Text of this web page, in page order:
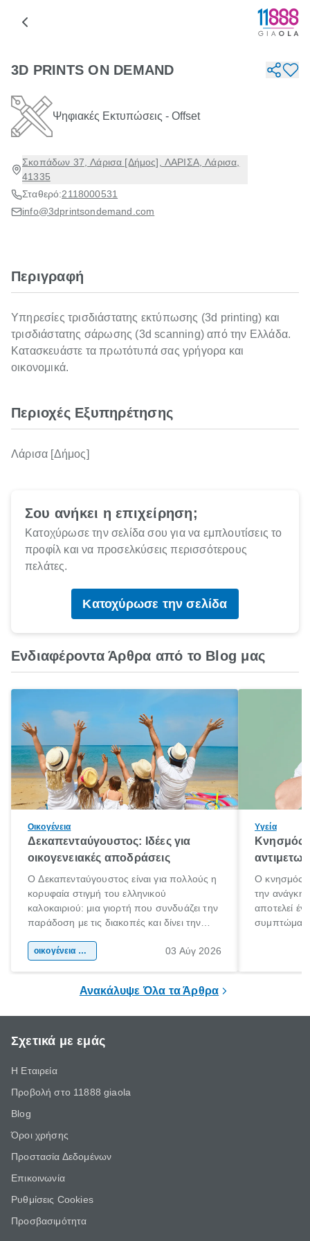
3D PRINTS ON DEMAND
Ψηφιακές Εκτυπώσεις - Offset
Σκοπάδων 37, Λάρισα [Δήμος], ΛΑΡΙΣΑ, Λάρισα,
41335
Σταθερό:2118000531
info@3dprintsondemand.com
Περιγραφή
Υπηρεσίες τρισδιάστατης εκτύπωσης (3d printing) και
τρισδιάστατης σάρωσης (3d scanning) από την Ελλάδα.
Κατασκευάστε τα πρωτότυπά σας γρήγορα και
οικονομικά.
Περιοχές Εξυπηρέτησης
Λάρισα [Δήμος]
Σου ανήκει η επιχείρηση;
Κατοχύρωσε την σελίδα σου για να εμπλουτίσεις το
προφίλ και να προσελκύσεις περισσότερους
πελάτες.
Κατοχύρωσε την σελίδα
Ενδιαφέροντα Άρθρα από το Blog μας
Οικογένεια
Δεκαπενταύγουστος: Ιδέες για
οικογενειακές αποδράσεις
Ο Δεκαπενταύγουστος είναι για πολλούς η
κορυφαία στιγμή του ελληνικού
καλοκαιριού: μια γιορτή που συνδυάζει την
παράδοση με τις διακοπές και δίνει την
χώρας. Είτε πρόκειται για λίγες μέρες
οικογένεια & παιδί 03 Αύγ 2026
Υγεία
Κνησμός:
Ο κνησμός
την ανάγκη
αποτελεί
Ανακάλυψε Όλα τα Άρθρα
Σχετικά με εμάς
Η Εταιρεία
Προβολή στο 11888 giaola
Blog
Όροι χρήσης
Προστασία Δεδομένων
Επικοινωνία
Ρυθμίσεις Cookies
Προσβασιμότητα